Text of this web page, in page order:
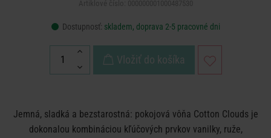
Dostupnosť: skladem, doprava 2-5 pracovné dni
Vložiť do košíka
Jemná, sladká a bezstarostná: pokojová vôňa Cotton Clouds je
dokonalou kombináciou kľúčových prvkov vanilky, ruže,